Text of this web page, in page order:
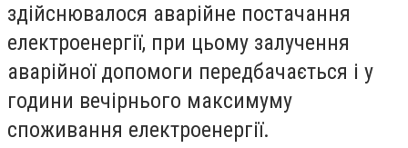
здійснювалося аварійне постачання
електроенергії, при цьому залучення
аварійної допомоги передбачається і у
години вечірнього максимуму
споживання електроенергії.